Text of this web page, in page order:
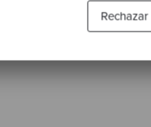
Rechazar
y la persona
acceder a esa